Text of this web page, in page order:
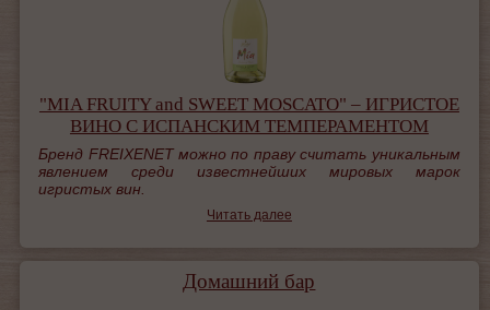
"MIA FRUITY and SWEET MOSCATO" – ИГРИСТОЕ
ВИНО С ИСПАНСКИМ ТЕМПЕРАМЕНТОМ
Бренд FREIXENETможно по праву считать уникальным
явлением среди известнейших мировых марок
игристых вин.
Читать далее
Домашний бар